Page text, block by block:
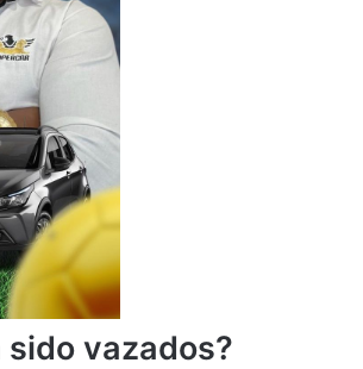
vazados?